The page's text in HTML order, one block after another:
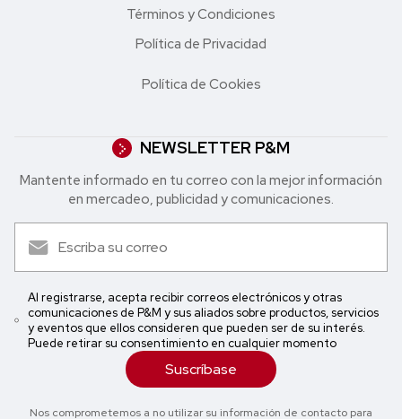
Términos y Condiciones
Política de Privacidad
Política de Cookies
NEWSLETTER P&M
Mantente informado en tu correo con la mejor in formación
en mercadeo, publicidad y comunicaciones.
Al registrarse, acepta recibir correos electrónicos y otras
comunicaciones de P&M y sus aliados sobre productos, servicios
y eventos que ellos consideren que pueden ser de su interés.
Puede retirar su consentimiento en cualquier momento
Suscríbase
Nos comprometemos a no utilizar su información de contacto para